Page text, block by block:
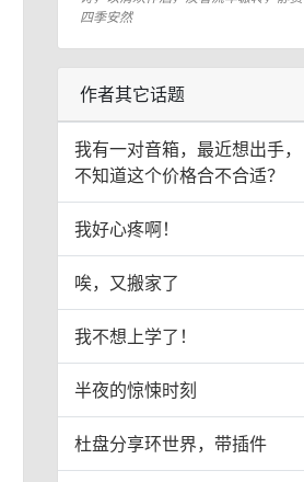
四季安然
作者其它话题
我有一对音箱，最近想出手，
不知道这个价格合不合适？
我好心疼啊！
唉，又搬家了
我不想上学了！
半夜的惊悚时刻
杜盘分享环世界，带插件